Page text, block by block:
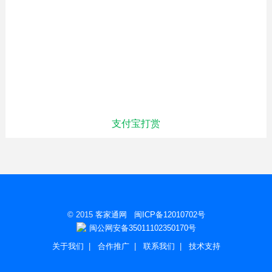
支付宝打赏
© 2015 客家通网
闽ICP备12010702号
闽公网安备35011102350170号
关于我们
合作推广| 联系我们 技术支持